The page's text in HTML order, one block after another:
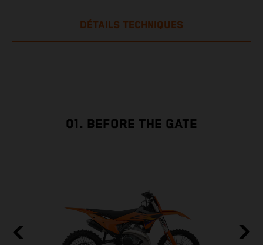
DÉTAILS TECHNIQUES
01. BEFORE THE GATE